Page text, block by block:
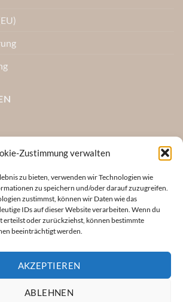
Zustimmung verwalten
zu bieten, verwenden wir Technologien wie
zu speichern und/oder darauf zuzugreifen.
zustimmst, können wir Daten wie das
IDs auf dieser Website verarbeiten. Wenn du
erteilst oder zurückziehst, können bestimmte
beeinträchtigt werden.
AKZEPTIEREN
ABLEHNEN